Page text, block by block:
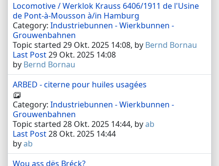
Locomotive / Werklok Krauss 6406/1911 de l'Usine
de Pont-à-Mousson à/in Hamburg
Category: Industriebunnen - Wierkbunnen -
Grouwenbahnen
Topic started 29 Okt. 2025 14:08, by Bernd Bornau
Last Post29 Okt. 2025 14:08
by Bernd Bornau
ARBED - citerne pour huiles usagées
Category: Industriebunnen - Wierkbunnen -
Grouwenbahnen
Topic started 28 Okt. 2025 14:44, byab
Last Post28 Okt. 2025 14:44
byab
Wou ass dës Bréck?